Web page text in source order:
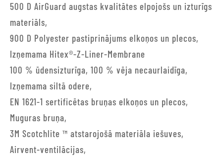
was:
€260.00.
€230.00.
500 D AirGuard augstas kvalitātes elpojošs un izturīgs
materiāls,
900 D Polyester pastiprinājums elkoņos un plecos,
Izņemama Hitex®-Z-Liner-Membrane
100 % ūdensizturīga, 100 % vēja necaurlaidīga,
Izņemama siltā odere,
EN 1621-1 sertificētas bruņas elkoņos un plecos,
Muguras bruņa,
3M Scotchlite ™ atstarojošā materiāla iešuves,
Airvent-ventilācijas,